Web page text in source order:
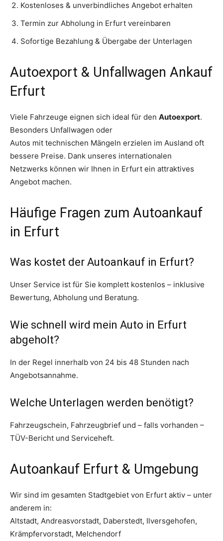
Kostenloses & unverbindliches Angebot erhalten
Termin zur Abholung in Erfurt vereinbaren
Sofortige Bezahlung & Übergabe der Unterlagen
Autoexport & Unfallwagen Ankauf
Erfurt
Viele Fahrzeuge eignen sich ideal für den Autoexport.
Besonders Unfallwagen oder
Autos mit technischen Mängeln erzielen im Ausland oft
bessere Preise. Dank unseres internationalen
Netzwerks können wir Ihnen in Erfurt ein attraktives
Angebot machen.
Häufige Fragen zum Autoankauf
in Erfurt
Was kostet der Autoankauf in Erfurt?
Unser Service ist für Sie komplett kostenlos – inklusive
Bewertung, Abholung und Beratung.
Wie schnell wird mein Auto in Erfurt
abgeholt?
In der Regel innerhalb von 24 bis 48 Stunden nach
Angebotsannahme.
Welche Unterlagen werden benötigt?
Fahrzeugschein, Fahrzeugbrief und – falls vorhanden –
TÜV-Bericht und Serviceheft.
Autoankauf Erfurt & Umgebung
Wir sind im gesamten Stadtgebiet von Erfurt aktiv – unter
anderem in:
Altstadt, Andreasvorstadt, Daberstedt, Ilversgehofen,
Krämpfervorstadt, Melchendorf